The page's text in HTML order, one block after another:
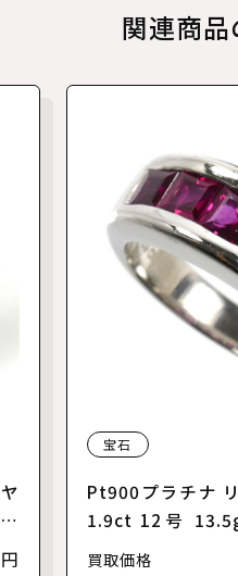
関連商
円
宝石
Pt900プラチナ
1.9ct 12号
古】
買取価格